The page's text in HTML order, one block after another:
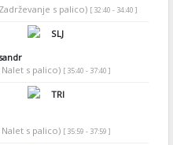
s palico) [ 32:40 - 34:40 ]
SLJ
Nalet s palico) [ 35:40 - 37:40 ]
TRI
Nalet s palico) [ 35:59 - 37:59 ]